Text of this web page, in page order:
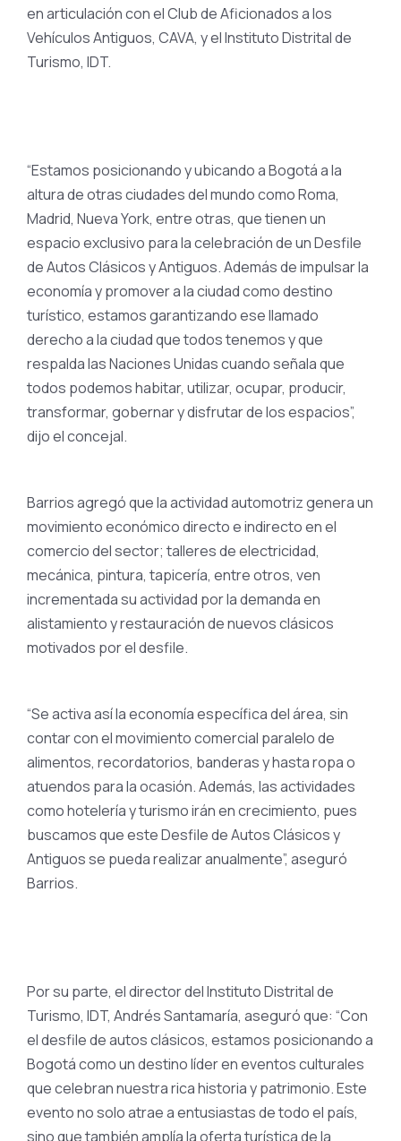
en articulación con el Club de Aficionados a los
Vehículos Antiguos, CAVA, y el Instituto Distrital de
Turismo, IDT.
“Estamos posicionando y ubicando a Bogotá a la
altura de otras ciudades del mundo como Roma,
Madrid, Nueva York, entre otras, que tienen un
espacio exclusivo para la celebración de un Desfile
de Autos Clásicos y Antiguos. Además de impulsar la
economía y promover a la ciudad como destino
turístico, estamos garantizando ese llamado
derecho a la ciudad que todos tenemos y que
respalda las Naciones Unidas cuando señala que
todos podemos habitar, utilizar, ocupar, producir,
transformar, gobernar y disfrutar de los espacios”,
dijo el concejal.
Barrios agregó que la actividad automotriz genera un
movimiento económico directo e indirecto en el
comercio del sector; talleres de electricidad,
mecánica, pintura, tapicería, entre otros, ven
incrementada su actividad por la demanda en
alistamiento y restauración de nuevos clásicos
motivados por el desfile.
“Se activa así la economía específica del área, sin
contar con el movimiento comercial paralelo de
alimentos, recordatorios, banderas y hasta ropa o
atuendos para la ocasión. Además, las actividades
como hotelería y turismo irán en crecimiento, pues
buscamos que este Desfile de Autos Clásicos y
Antiguos se pueda realizar anualmente”, aseguró
Barrios.
Por su parte, el director del Instituto Distrital de
Turismo, IDT, Andrés Santamaría, aseguró que: “Con
el desfile de autos clásicos, estamos posicionando a
Bogotá como un destino líder en eventos culturales
que celebran nuestra rica historia y patrimonio. Este
evento no solo atrae a entusiastas de todo el país,
sino que también amplía la oferta turística de la